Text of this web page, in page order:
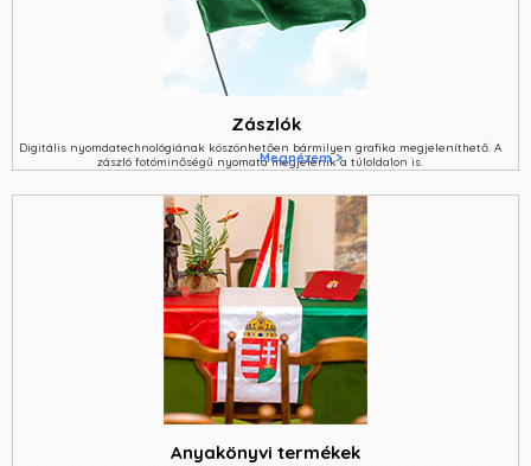
Zászlók
Digitális nyomdatechnológiának köszönhetően bármilyen grafika megjeleníthető. A
zászló fotóminőségű nyomata megjelenik a túloldalon is.
Megnézem >
Anyakönyvi termékek